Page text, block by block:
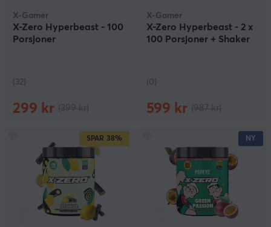
X-Gamer
X-Zero Hyperbeast - 100
Porsjoner
(32)
299 kr
X-Gamer
X-Zero Hyperbeast - 2 x
100 Porsjoner + Shaker
(0)
599 kr
SPAR 38% NY